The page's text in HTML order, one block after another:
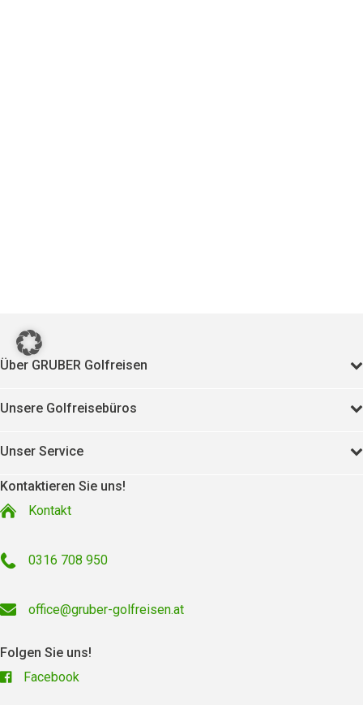
Über GRUBER Golfreisen
Unsere Golfreisebüros
Unser Service
Kontaktieren Sie uns!
Kontakt
0316 708 950
office@gruber-golfreisen.at
Folgen Sie uns!
Facebook